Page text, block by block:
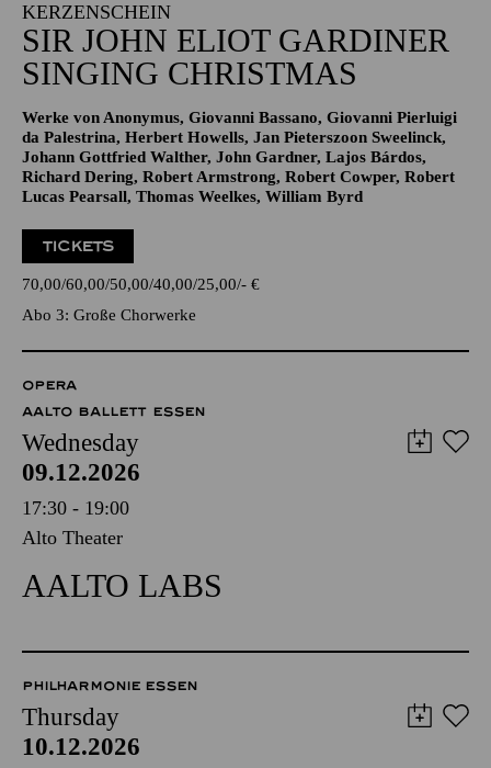
KERZENSCHEIN
SIR JOHN ELIOT GARDINER
SINGING CHRISTMAS
Werke von Anonymus, Giovanni Bassano, Giovanni Pierluigi
da Palestrina, Herbert Howells, Jan Pieterszoon Sweelinck,
Johann Gottfried Walther, John Gardner, Lajos Bárdos,
Richard Dering, Robert Armstrong, Robert Cowper, Robert
Lucas Pearsall, Thomas Weelkes, William Byrd
TICKETS
70,00 60,00 50,00 40,00 25,00 - €
Abo 3: Große Chorwerke
OPERA
AALTO BALLETT ESSEN
Wednesday
09.12.2026
17:30 - 19:00
Alto Theater
AALTO LABS
PHILHARMONIE ESSEN
Thursday
10.12.2026